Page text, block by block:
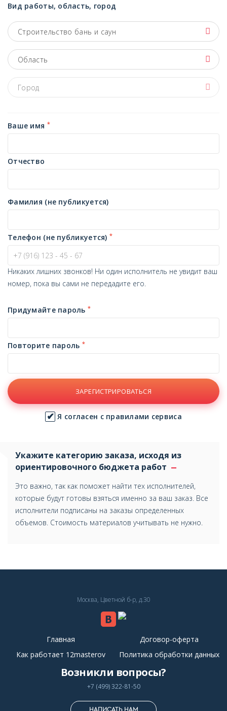
Вид работы, область, город
Строительство бань и саун
Область
Город
Ваше имя *
Отчество
Фамилия (не публикуется)
Телефон (не публикуется) *
Никаких лишних звонков! Ни один исполнитель не увидит ваш
номер, пока вы сами не передадите его.
Придумайте пароль*
Повторите пароль *
ЗАРЕГИСТРИРОВАТЬСЯ
Я согласен с правилами сервиса
Укажите категорию заказа, исходя из
ориентировочного бюджета работ
Это важно, так как поможет найти тех исполнителей,
которые будут готовы взяться именно за ваш заказ. Все
исполнители подписаны на заказы определенных
объемов. Стоимость материалов учитывать не нужно.
Москва, Цветной б-р, д.30
Главная
Договор-оферта
Как работает 12masterov
Политика обработки данных
Возникли вопросы?
+7 (499) 322-81-50